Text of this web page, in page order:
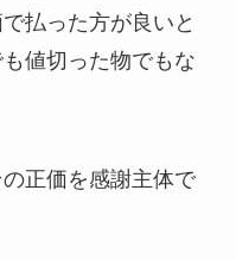
払った方が良いと
値切った物でもな
正価を感謝主体で